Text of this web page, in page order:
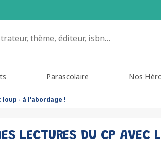
Parascolaire Nos
loup - à l'abordage !
LECTURES DU CP AVEC